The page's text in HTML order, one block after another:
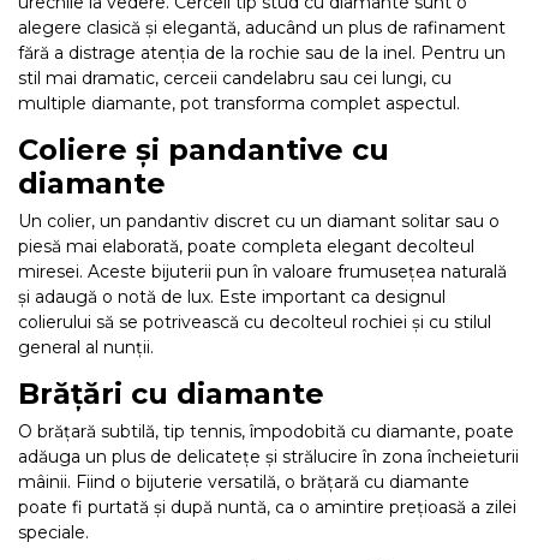
alegere clasică și elegantă, aducând un plus de rafinament
fără a distrage atenția de la rochie sau de la inel. Pentru un
stil mai dramatic, cerceii candelabru sau cei lungi, cu
multiple diamante, pot transforma complet aspectul.
Coliere și pandantive cu
diamante
Un colier, un pandantiv discret cu un diamant solitar sau o
piesă mai elaborată, poate completa elegant decolteul
miresei. Aceste bijuterii pun în valoare frumusețea naturală
și adaugă o notă de lux. Este important ca designul
colierului să se potrivească cu decolteul rochiei și cu stilul
general al nunții.
Brățări cu diamante
O brățară subtilă, tip tennis, împodobită cu diamante, poate
adăuga un plus de delicatețe și strălucire în zona încheieturii
mâinii. Fiind o bijuterie versatilă, o brățară cu diamante
poate fi purtată și după nuntă, ca o amintire prețioasă a zilei
speciale.